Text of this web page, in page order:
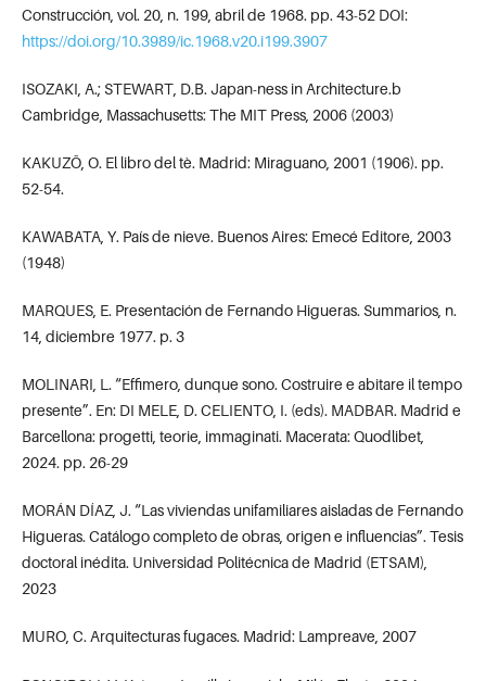
Construcción, vol. 20, n. 199, abril de 1968. pp. 43-52 DOI:
https://doi.org/10.3989/ic.1968.v20.i199.3907
ISOZAKI, A.; STEWART, D.B. Japan-ness in Architecture.b
Cambridge, Massachusetts: The MIT Press, 2006 (2003)
KAKUZŌ, O. El libro del tè. Madrid: Miraguano, 2001 (1906). pp.
52-54.
KAWABATA, Y. País de nieve. Buenos Aires: Emecé Editore, 2003
(1948)
MARQUES, E. Presentación de Fernando Higueras. Summarios, n.
14, diciembre 1977. p. 3
MOLINARI, L. “Effimero, dunque sono. Costruire e abitare il tempo
presente”. En: DI MELE, D. CELIENTO, I. (eds). MADBAR. Madrid e
Barcellona: progetti, teorie, immaginati. Macerata: Quodlibet,
2024. pp. 26-29
MORÁN DÍAZ, J. “Las viviendas unifamiliares aisladas de Fernando
Higueras. Catálogo completo de obras, origen e influencias”. Tesis
doctoral inédita. Universidad Politécnica de Madrid (ETSAM),
2023
MURO, C. Arquitecturas fugaces. Madrid: Lampreave, 2007